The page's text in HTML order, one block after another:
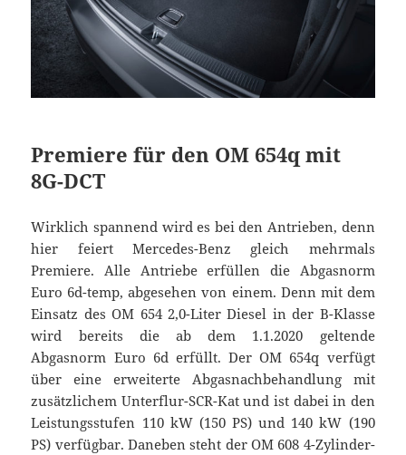
Premiere für den OM 654q mit
8G-DCT
Wirklich spannend wird es bei den Antrieben, denn
hier feiert Mercedes-Benz gleich mehrmals
Premiere. Alle Antriebe erfüllen die Abgasnorm
Euro 6d-temp, abgesehen von einem. Denn mit dem
Einsatz des OM 654 2,0-Liter Diesel in der B-Klasse
wird bereits die ab dem 1.1.2020 geltende
Abgasnorm Euro 6d erfüllt. Der OM 654q verfügt
über eine erweiterte Abgasnachbehandlung mit
zusätzlichem Unterflur-SCR-Kat und ist dabei in den
Leistungsstufen 110 kW (150 PS) und 140 kW (190
PS) verfügbar. Daneben steht der OM 608 4-Zylinder-